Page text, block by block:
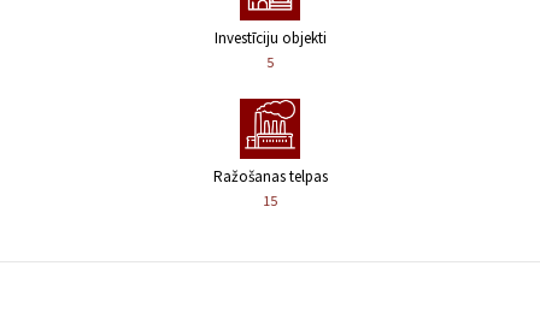
Investīciju objekti
5
Ražošanas telpas
15